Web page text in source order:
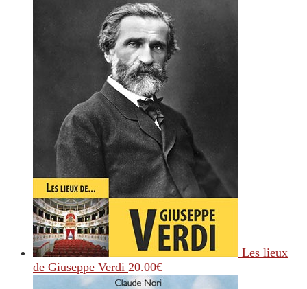
Les lieux
de Giuseppe Verdi 20.00€